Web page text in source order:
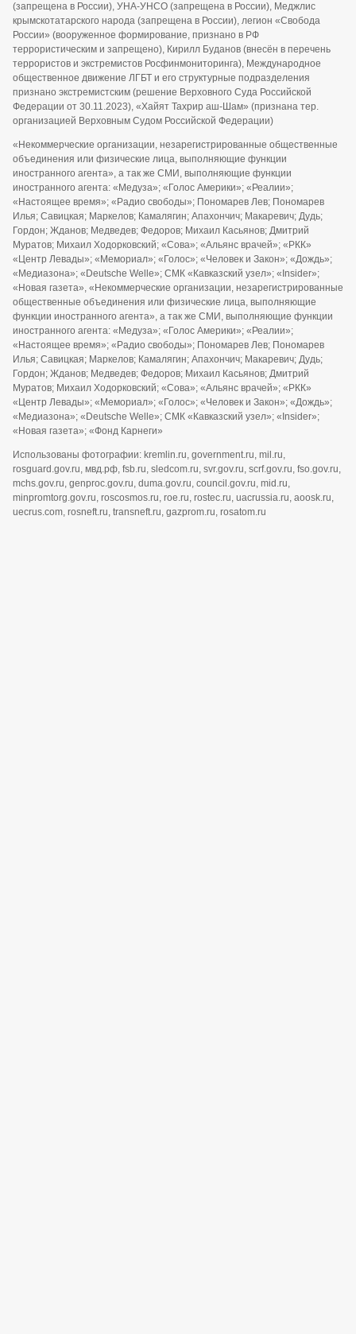
(запрещена в России), УНА-УНСО (запрещена в России), Меджлис
крымскотатарского народа (запрещена в России), легион «Свобода
России» (вооруженное формирование, признано в РФ
террористическим и запрещено), Кирилл Буданов (внесён в перечень
террористов и экстремистов Росфинмониторинга), Международное
общественное движение ЛГБТ и его структурные подразделения
признано экстремистским (решение Верховного Суда Российской
Федерации от 30.11.2023), «Хайят Тахрир аш-Шам» (признана тер.
организацией Верховным Судом Российской Федерации)
«Некоммерческие организации, незарегистрированные общественные
объединения или физические лица, выполняющие функции
иностранного агента», а так же СМИ, выполняющие функции
иностранного агента: «Медуза»; «Голос Америки»; «Реалии»;
«Настоящее время»; «Радио свободы»; Пономарев Лев; Пономарев
Илья; Савицкая; Маркелов; Камалягин; Апахончич; Макаревич; Дудь;
Гордон; Жданов; Медведев; Федоров; Михаил Касьянов; Дмитрий
Муратов; Михаил Ходорковский; «Сова»; «Альянс врачей»; «РКК»
«Центр Левады»; «Мемориал»; «Голос»; «Человек и Закон»; «Дождь»;
«Медиазона»; «Deutsche Welle»; СМК «Кавказский узел»; «Insider»;
«Новая газета», «Некоммерческие организации, незарегистрированные
общественные объединения или физические лица, выполняющие
функции иностранного агента», а так же СМИ, выполняющие функции
иностранного агента: «Медуза»; «Голос Америки»; «Реалии»;
«Настоящее время»; «Радио свободы»; Пономарев Лев; Пономарев
Илья; Савицкая; Маркелов; Камалягин; Апахончич; Макаревич; Дудь;
Гордон; Жданов; Медведев; Федоров; Михаил Касьянов; Дмитрий
Муратов; Михаил Ходорковский; «Сова»; «Альянс врачей»; «РКК»
«Центр Левады»; «Мемориал»; «Голос»; «Человек и Закон»; «Дождь»;
«Медиазона»; «Deutsche Welle»; СМК «Кавказский узел»; «Insider»;
«Новая газета»; «Фонд Карнеги»
Использованы фотографии: kremlin.ru, government.ru, mil.ru,
rosguard.gov.ru, мвд.рф, fsb.ru, sledcom.ru, svr.gov.ru, scrf.gov.ru, fso.gov.ru,
mchs.gov.ru, genproc.gov.ru, duma.gov.ru, council.gov.ru, mid.ru,
minpromtorg.gov.ru, roscosmos.ru, roe.ru, rostec.ru, uacrussia.ru, aoosk.ru,
uecrus.com, rosneft.ru, transneft.ru, gazprom.ru, rosatom.ru